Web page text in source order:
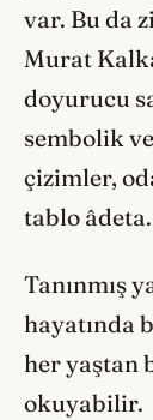
var. Bu da
Murat
doyurucu
sembolik
çizimler,
tablo âdeta.
Tanınmış
hayatında
her yaştan
okuyabilir.